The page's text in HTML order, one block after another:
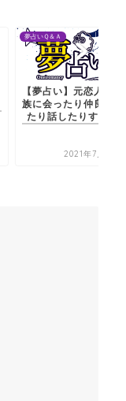
夢占いＱ＆Ａ
【夢占い】元恋人の家
族に会ったり仲良くし
たり話したりする夢
2021年7月20日